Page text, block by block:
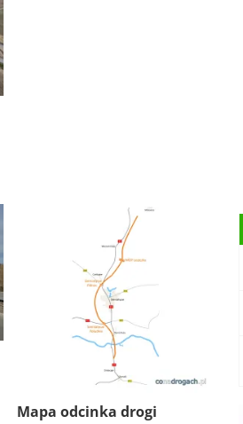
Mapa odcinka drogi